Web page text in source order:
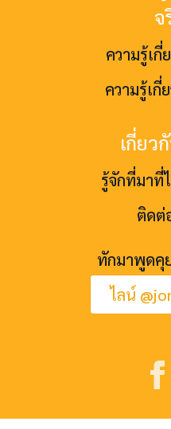
จ
ความรู้เกี่
ความรู้เกี่
เกี่ยว
รู้จักที่มาที่
ติดต่
ทักมาพูดคุ
ไลน์